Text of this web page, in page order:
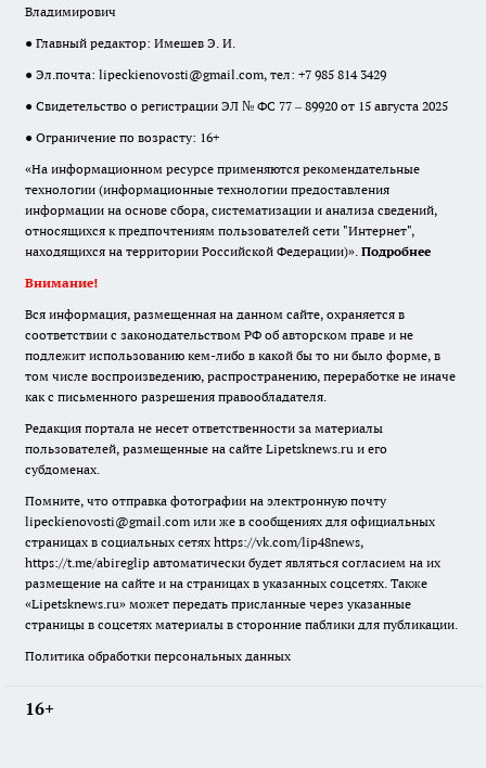
Владимирович
● Главный редактор: Имешев Э. И.
● Эл.почта: lipeckienovosti@gmail.com, тел: +7 985 814 3429
● Свидетельство о регистрации ЭЛ № ФС 77 – 89920 от 15 августа 2025
● Ограничение по возрасту: 16+
«На информационном ресурсе применяются рекомендательные
технологии (информационные технологии предоставления
информации на основе сбора, систематизации и анализа сведений,
относящихся к предпочтениям пользователей сети "Интернет",
находящихся на территории Российской Федерации)». Подробнее
Внимание!
Вся информация, размещенная на данном сайте, охраняется в
соответствии с законодательством РФ об авторском праве и не
подлежит использованию кем-либо в какой бы то ни было форме, в
том числе воспроизведению, распространению, переработке не иначе
как с письменного разрешения правообладателя.
Редакция портала не несет ответственности за материалы
пользователей, размещенные на сайте Lipetsknews.ru и его
субдоменах.
Помните, что отправка фотографии на электронную почту
lipeckienovosti@gmail.com или же в сообщениях для официальных
страницах в социальных сетях https://vk.com/lip48news,
https://t.me/abireglip автоматически будет являться согласием на их
размещение на сайте и на страницах в указанных соцсетях. Также
«Lipetsknews.ru» может передать присланные через указанные
страницы в соцсетях материалы в сторонние паблики для публикации.
Политика обработки персональных данных
16+